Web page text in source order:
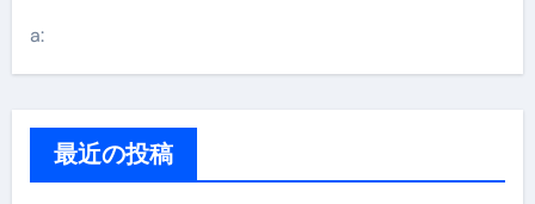
a:
最近の投稿